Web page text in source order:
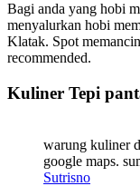
Bagi anda yang hobi
menyalurkan hobi
Klatak. Spot
recommended.
Kuliner Tepi
warung kuliner
google maps.
Sutrisno